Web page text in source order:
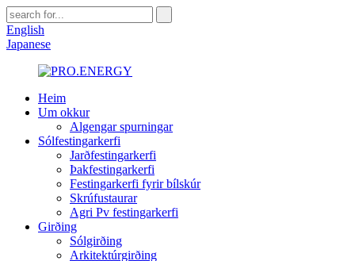
English
Japanese
Heim
Um okkur
Algengar spurningar
Sólfestingarkerfi
Jarðfestingarkerfi
Þakfestingarkerfi
Festingarkerfi fyrir bílskúr
Skrúfustaurar
Agri Pv festingarkerfi
Girðing
Sólgirðing
Arkitektúrgirðing